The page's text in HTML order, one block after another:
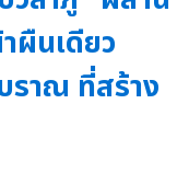
ผืนเดียว
าณ ที่สร้าง